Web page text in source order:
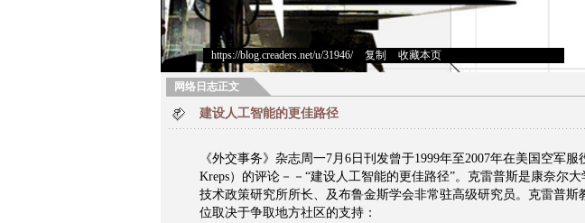
https://blog.creaders.net/u/31946/> 复制 收藏本页
网络日志正文
建设人工智能的更佳路径
《外交事务》杂志周一7月 6日刊发曾于1999年至2007年在美国空军服
Kreps）的评论－－ “建设人工智能的更佳路径”。克雷普斯是康奈尔大
技术政策研究所所长、及布鲁金斯学会非常驻高级研究员。克雷普斯
位取决于争取地方社区的支持：